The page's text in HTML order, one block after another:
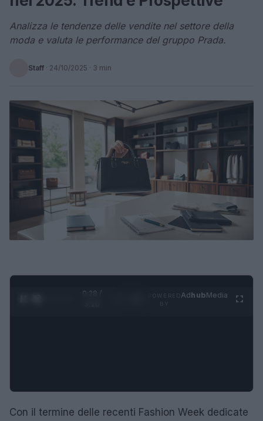
Analizza le tendenze delle vendite nel settore della
moda e valuta le performance del gruppo Prada.
Staff · 24/10/2025 · 3 min
0:29 /
AdhubMedia
Con il termine delle recenti Fashion Week dedicate